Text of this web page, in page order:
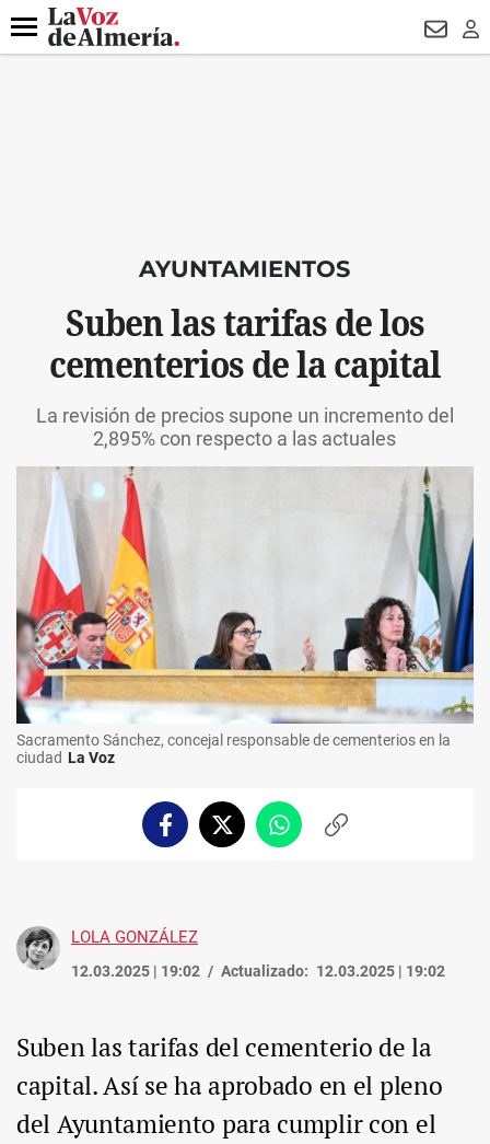
DESTACADO DRON UDA
Menú
AYUNTAMIENTOS
Suben las tarifas de los
cementerios de la capital
La revisión de precios supone un incremento del
2,895% con respecto a las actuales
Sacramento Sánchez, concejal responsable de cementerios en la
ciudad La Voz
FacebookTwitterWhatsappCopiar
LOLA GONZÁLEZ
12.03.2025 | 19:02 Actualizado: 12.03.2025 | 19:02
Suben las tarifas del cementerio de la
capital. Así se ha aprobado en el pleno
del Ayuntamiento para cumplir con el